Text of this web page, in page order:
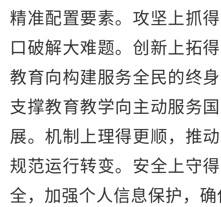
精准配置要素。攻坚上抓
口破解大难题。创新上拓
教育向构建服务全民的终
支撑教育教学向主动服务
展。机制上理得更顺，推
规范运行转变。安全上守
全，加强个人信息保护，确